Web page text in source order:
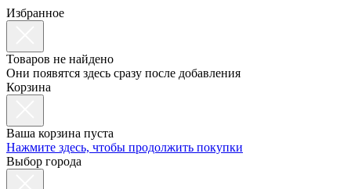
Избранное
Товаров не найдено
Они появятся здесь сразу после добавления
Корзина
Ваша корзина пуста
Нажмите здесь, чтобы продолжить покупки
Выбор города